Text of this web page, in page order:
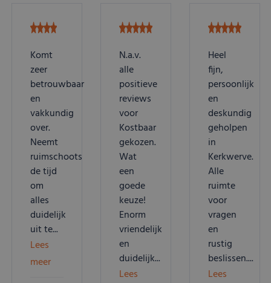
Komt
zeer
betrouwbaar
en
vakkundig
over.
Neemt
ruimschoots
de tijd
om
alles
duidelijk
uit te...
Lees
meer
N.a.v.
alle
positieve
reviews
voor
Kostbaar
gekozen.
Wat
een
goede
keuze!
Enorm
vriendelijk
en
duidelijk...
Lees
Heel
fijn,
persoonlijk
en
deskundig
geholpen
in
Kerkwerve.
Alle
ruimte
voor
vragen
en
rustig
beslissen....
Lees